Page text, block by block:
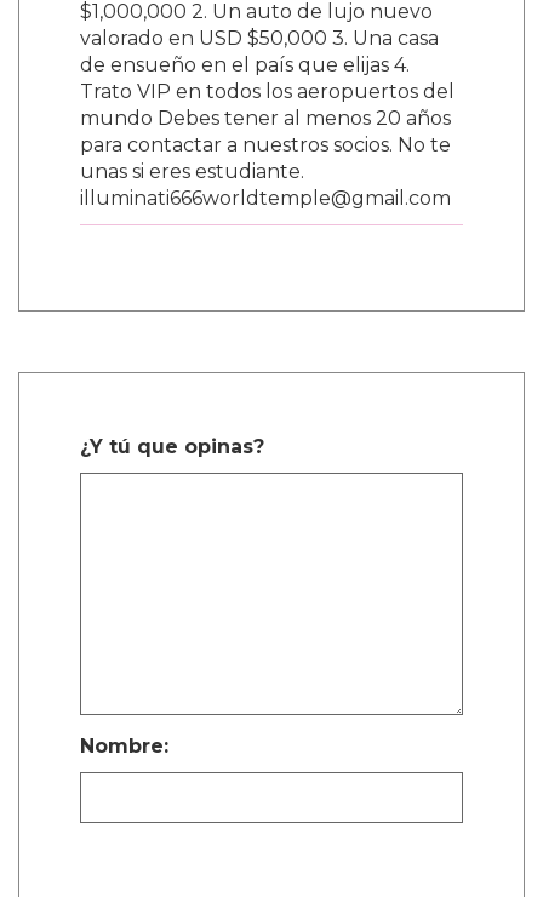
$1,000,000 2. Un auto de lujo nuevo
valorado en USD $50,000 3. Una casa
de ensueño en el país que elijas 4.
Trato VIP en todos los aeropuertos del
mundo Debes tener al menos 20 años
para contactar a nuestros socios. No te
unas si eres estudiante.
illuminati666worldtemple@gmail.com
¿Y tú que opinas?
Nombre: